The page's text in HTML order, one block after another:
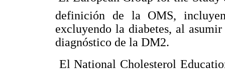
definición de la OMS,
excluyendo la diabetes, al
diagnóstico de la DM2.
 El National Cholesterol